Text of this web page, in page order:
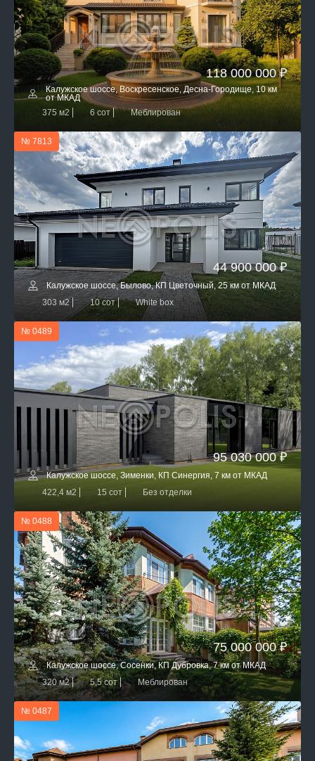
118 000 000 ₽
Калужское шоссе, Воскресенское, Десна-Городище, 10 км
от МКАД
375 м2
6 сот Меблирован
№ 7813
44 900 000 ₽
Калужское шоссе, Былово, КП Цветочный, 25 км от МКАД
303 м2
10 сот White box
№ 0489
95 030 000 ₽
Калужское шоссе, Зименки, КП Синергия, 7 км от МКАД
422,4 м2
15 сот Без отделки
№ 0488
75 000 000 ₽
Калужское шоссе, Сосенки, КП Дубровка, 7 км от МКАД
320 м2
5,5 сот Меблирован
№ 0487